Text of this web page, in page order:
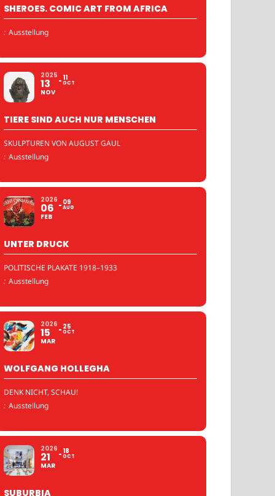
SHEROES. COMIC ART FROM AFRICA
: Ausstellung
2025
13
NOV
11
OCT
TIERE SIND AUCH NUR MENSCHEN
SKULPTUREN VON AUGUST GAUL
: Ausstellung
2026
06
FEB
09
AUG
UNTER DRUCK
POLITISCHE PLAKATE 1918–1933
: Ausstellung
2026
15
MAR
25
OCT
WOLFGANG HOLLEGHA
DENK NICHT, SCHAU!
: Ausstellung
2026
21
MAR
18
OCT
SUBURBIA